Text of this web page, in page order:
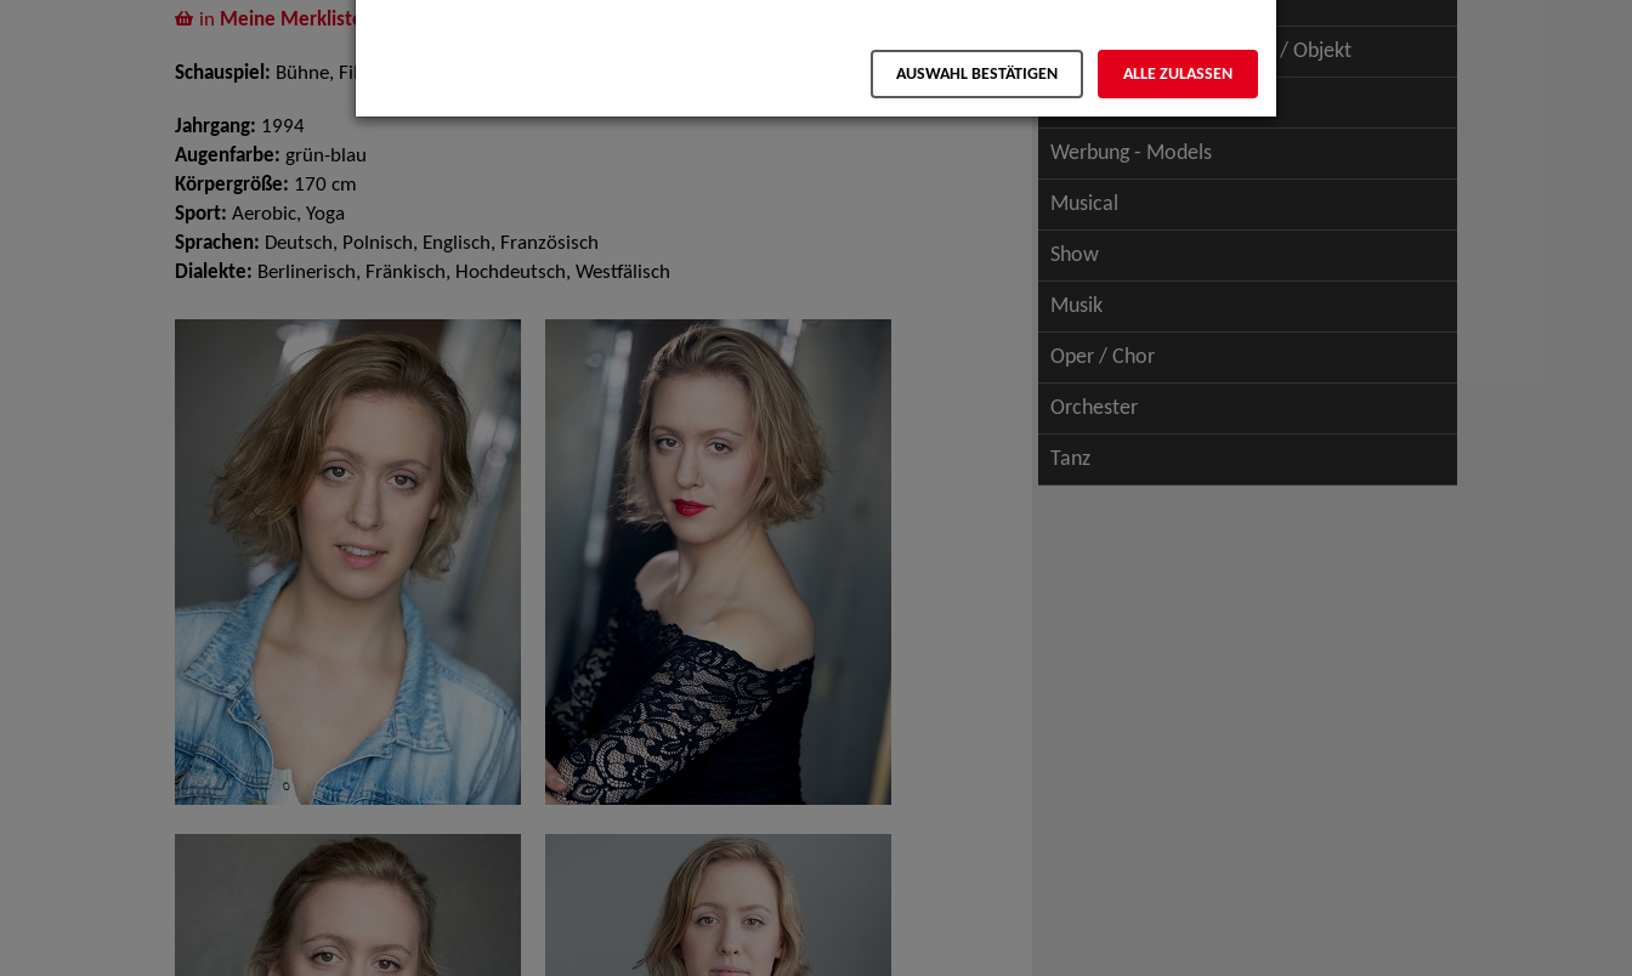
in Meine Merkliste
Schauspiel: Bühne, Film und TV
Jahrgang: 1994
Augenfarbe: grün-blau
Körpergröße: 170 cm
Sport: Aerobic, Yoga
Sprachen: Deutsch, Polnisch, Englisch, Französisch
Dialekte: Berlinerisch, Fränkisch, Hochdeutsch, Westfälisch
Schauspiel - Figur / Puppe / Objekt
Werbung - Talents
Werbung - Models
Musical
Show
Musik
Oper / Chor
Orchester
Tanz
AUSWAHL BESTÄTIGEN ALLE ZULASSEN